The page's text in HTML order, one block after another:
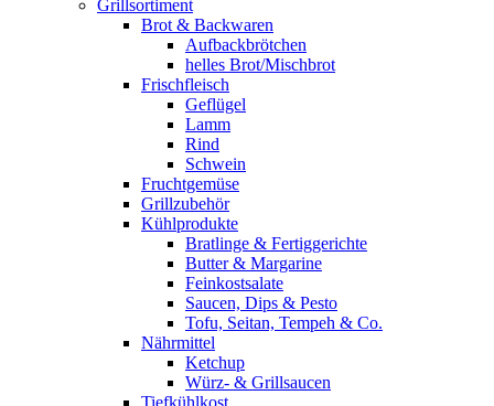
Grillsortiment
Brot & Backwaren
Aufbackbrötchen
helles Brot/Mischbrot
Frischfleisch
Geflügel
Lamm
Rind
Schwein
Fruchtgemüse
Grillzubehör
Kühlprodukte
Bratlinge & Fertiggerichte
Butter & Margarine
Feinkostsalate
Saucen, Dips & Pesto
Tofu, Seitan, Tempeh & Co.
Nährmittel
Ketchup
Würz- & Grillsaucen
Tiefkühlkost